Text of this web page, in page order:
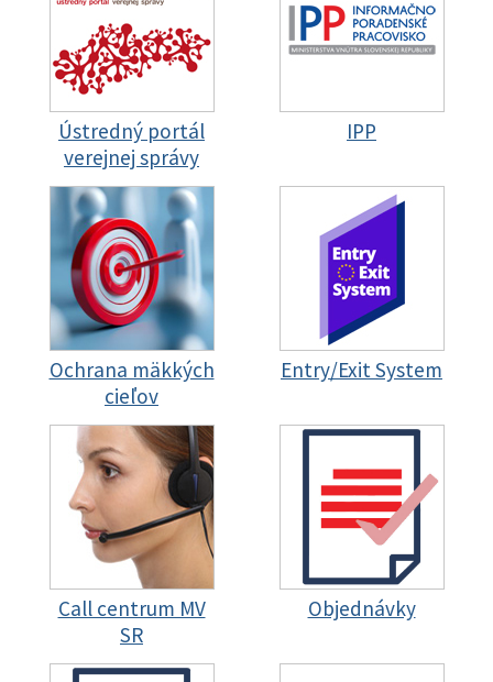
Ústredný portál
verejnej správy
IPP
Ochrana mäkkých
cieľov
Entry/Exit System
Call centrum MV
SR
Objednávky